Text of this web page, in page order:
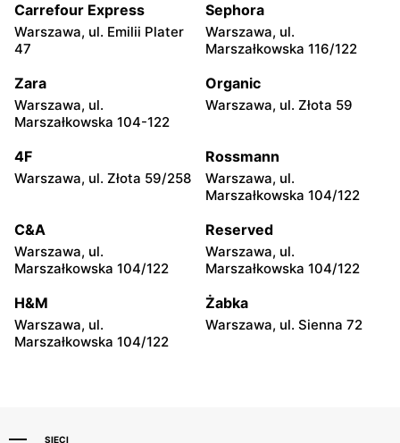
C&A
Katowice, ul. Chorzowska
C&A
Katowice, ul. 3 Maja 30
C&A
Zabrze, ul. Plutonowego
C&A
C&A C&A
Opole, ul. Kopernika 16
C&A
Poznań, ul. Pleszewska 1
C&A
Poznań, ul. pl. Wiosny
Ludów 2
C&A
Poznań al. Solidarności 47
C&A
Kędzierzyn-Koźle al. Armii
Carrefour Express
Warszawa, ul. Emilii Plater
47
Sephora
Warszawa, ul.
Marszałkowska 116/122
Zara
Warszawa, ul.
Marszałkowska 104-122
Organic
Warszawa, ul. Złota 59
4F
Warszawa, ul. Złota 59/258
Rossmann
Warszawa, ul.
Marszałkowska 104/122
C&A
Warszawa, ul.
Marszałkowska 104/122
Reserved
Warszawa, ul.
Marszałkowska 104/122
H&M
Warszawa, ul.
Marszałkowska 104/122
Żabka
Warszawa, ul. Sienna 72
SIECI